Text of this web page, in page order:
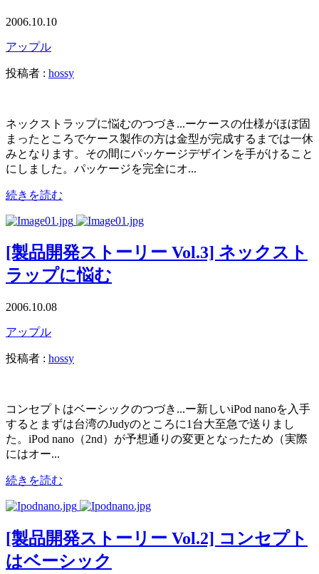
2006.10.10
アップル
投稿者 : hossy
ネックストラップに悩むのつづき...ーケースの仕様がほぼ固
まったところでケース製作の方は金型が完成するまでは一休
みとなります。その間にパッケージデザインを手がけること
にしました。パッケージを完全にオ...
続きを読む
[製品開発ストーリー Vol.3] ネックスト
ラップに悩む
2006.10.08
アップル
投稿者 : hossy
コンセプトはベーシックのつづき...ー新しいiPod nanoを入手
するとまずは台湾のJudyのところに1台大至急で送りまし
た。iPod nano（2nd）が予想通りの変更となったため（実際
にはオー...
続きを読む
[製品開発ストーリー Vol.2] コンセプト
はベーシック